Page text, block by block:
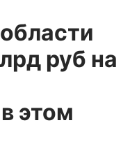
руб на
этом